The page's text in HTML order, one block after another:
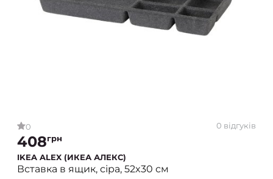
0 0 відгуків
408грн
IKEA ALEX (ИКЕА АЛЕКС)
Вставка в ящик, сіра, 52x30 см